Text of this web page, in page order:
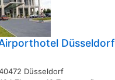
Düsseldorf
Düsseldorf